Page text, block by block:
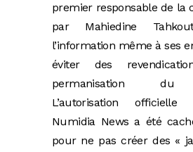
premier responsable de la
par Mahiedine
l’information même à ses
éviter des
permanisation du
L’autorisation
Numidia News a été
pour ne pas créer des «